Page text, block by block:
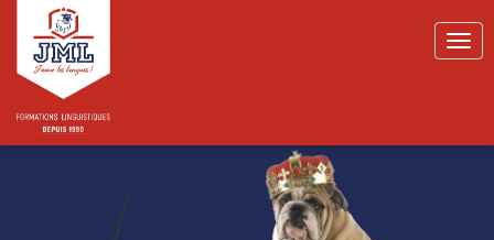
NOUS CONNAÎTRE
FORMATIONS LINGUISTIQUES